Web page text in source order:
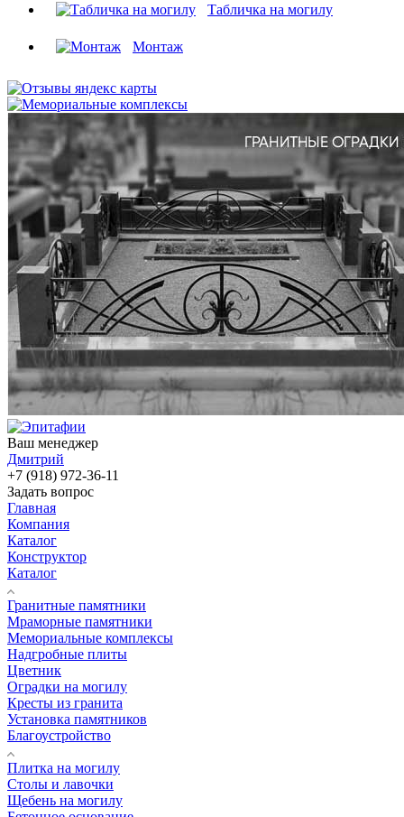
Табличка на могилу
Монтаж
Ваш менеджер
Дмитрий
+7 (918) 972-36-11
Задать вопрос
Главная
Компания
Каталог
Конструктор
Каталог
Гранитные памятники
Мраморные памятники
Мемориальные комплексы
Надгробные плиты
Цветник
Оградки на могилу
Кресты из гранита
Установка памятников
Благоустройство
Плитка на могилу
Столы и лавочки
Щебень на могилу